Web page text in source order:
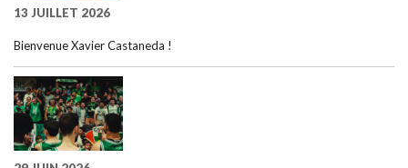
13 JUILLET 2026
Bienvenue Xavier Castaneda !